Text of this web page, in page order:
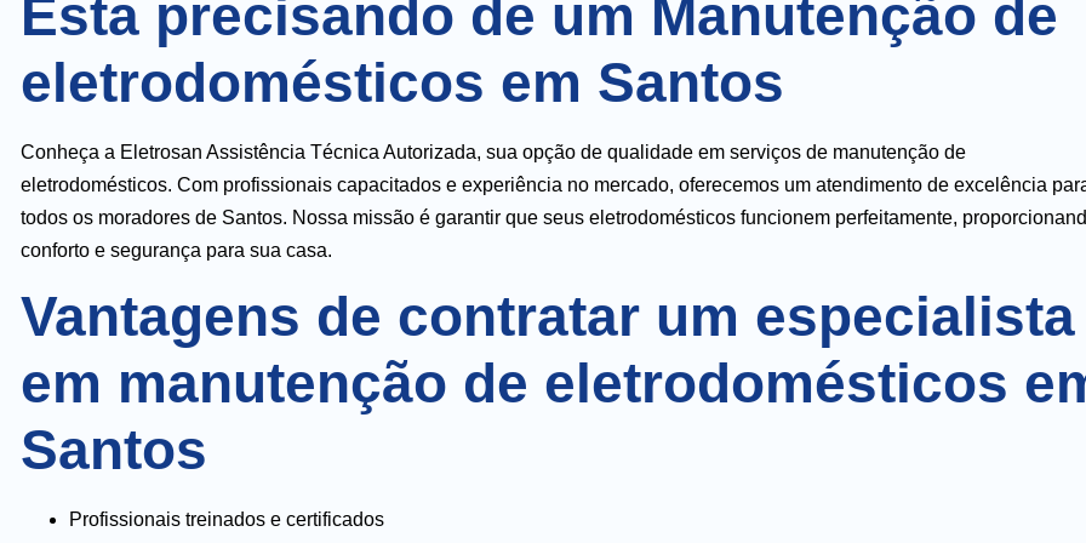
Esta precisando de um Manutenção de
eletrodomésticos em Santos
Conheça a Eletrosan Assistência Técnica Autorizada, sua opção de qualidade em serviços de manutenção de
eletrodomésticos. Com profissionais capacitados e experiência no mercado, oferecemos um atendimento de excelência
todos os moradores de Santos. Nossa missão é garantir que seus eletrodomésticos funcionem perfeitamente,
conforto e segurança para sua casa.
Vantagens de contratar um especialista
em manutenção de eletrodomésticos
Santos
Profissionais treinados e certificados